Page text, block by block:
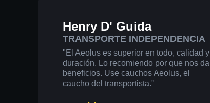
Henry D' Guida
TRANSPORTE INDEPENDENCIA
"El Aeolus es superior en todo, calidad y
duración. Lo recomiendo por que nos da
beneficios. Use cauchos Aeolus, el
caucho del transportista."